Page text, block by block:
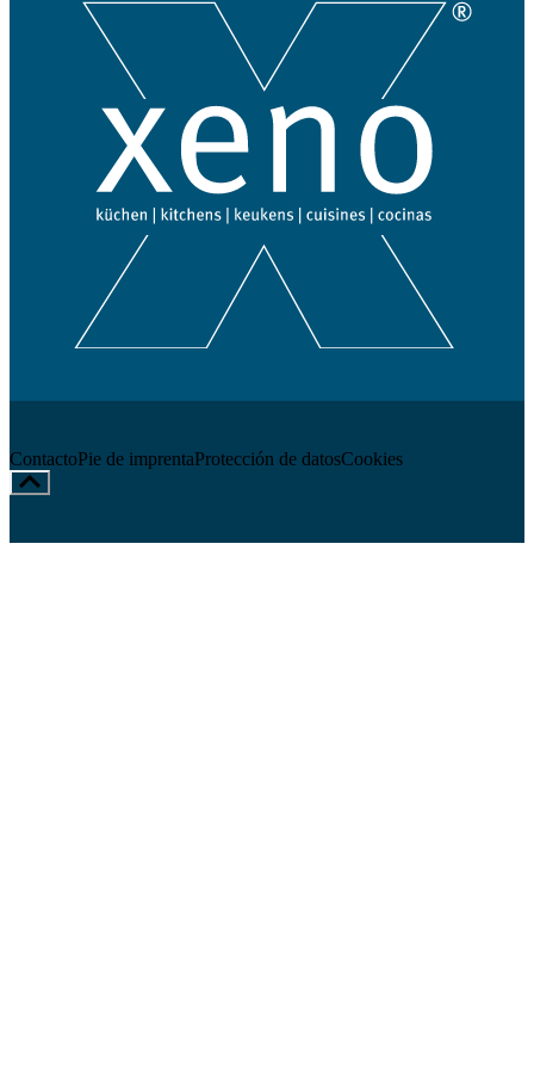
ContactoPie de imprentaProtección de datosCookies